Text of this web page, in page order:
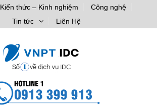
Kiến thức – Kinh nghiệm
Công nghệ
Tin tức
Liên Hệ